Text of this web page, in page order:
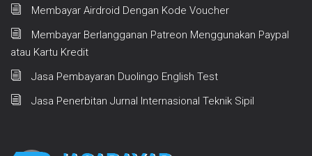
Membayar Airdroid Dengan Kode Voucher
Membayar Berlangganan Patreon Menggunakan Paypal
atau Kartu Kredit
Jasa Pembayaran Duolingo English Test
Jasa Penerbitan Jurnal Internasional Teknik Sipil